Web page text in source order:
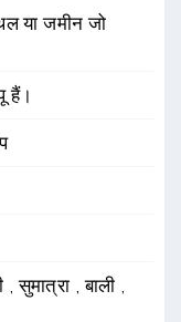
या जमीन जो
हैं।
,सुमात्रा ,बाली